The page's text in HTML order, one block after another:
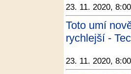
23. 11. 2020, 8:00
Toto umí
rychlejší -
23. 11. 2020, 8:00